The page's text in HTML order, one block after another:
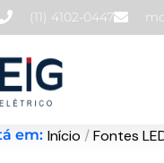
(11) 4102-0447
em: Início /Fontes